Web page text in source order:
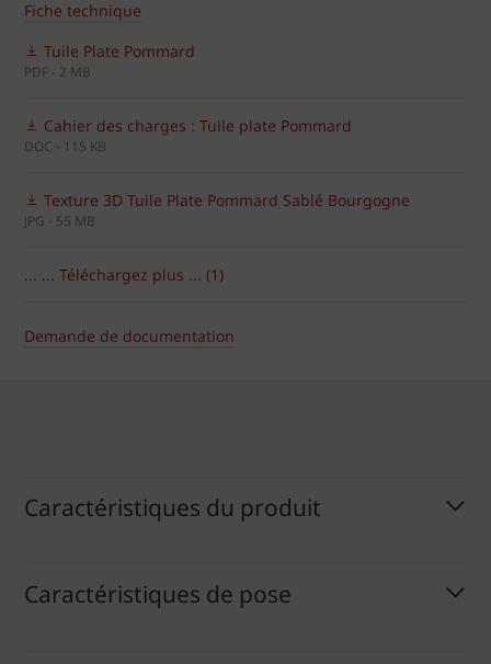
Fiche technique
Tuile Plate Pommard
PDF - 2 MB
Cahier des charges : Tuile plate Pommard
DOC - 115 KB
Texture 3D Tuile Plate Pommard Sablé Bourgogne
JPG - 55 MB
... ... Téléchargez plus ... (1)
Demande de documentation
Caractéristiques du produit
Caractéristiques de pose